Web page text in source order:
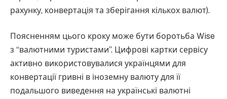
рахунку, конвертація та зберігання кількох валют).
Поясненням цього кроку може бути боротьба Wise
з “валютними туристами”. Цифрові картки сервісу
активно використовувалися українцями для
конвертації гривні в іноземну валюту для її
подальшого виведення на українські валютні